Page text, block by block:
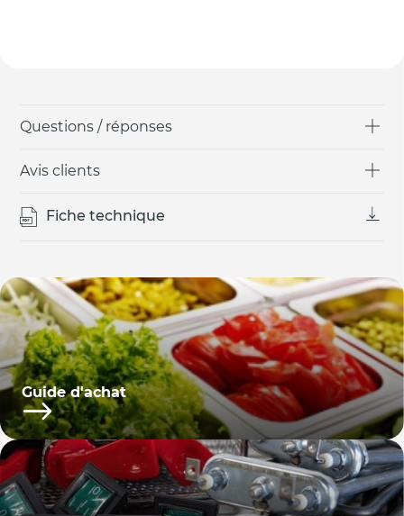
Questions / réponses
Avis clients
Fiche technique
Guide d'achat